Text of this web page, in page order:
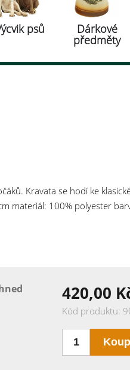
psů Dárkové
předměty
Kravata se hodí ke
materiál: 100% polyester
420,00
Kód produktu: